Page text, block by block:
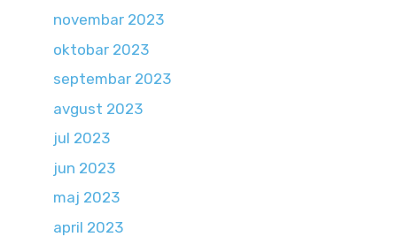
novembar 2023
oktobar 2023
septembar 2023
avgust 2023
jul 2023
jun 2023
maj 2023
april 2023